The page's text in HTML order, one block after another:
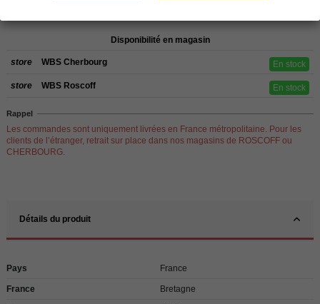
Disponibilité en magasin
store WBS Cherbourg En stock
store WBS Roscoff En stock
Rappel
Les commandes sont uniquement livrées en France métropolitaine. Pour les
clients de l’étranger, retrait sur place dans nos magasins de ROSCOFF ou
CHERBOURG.
Détails du produit
Pays France
France Bretagne